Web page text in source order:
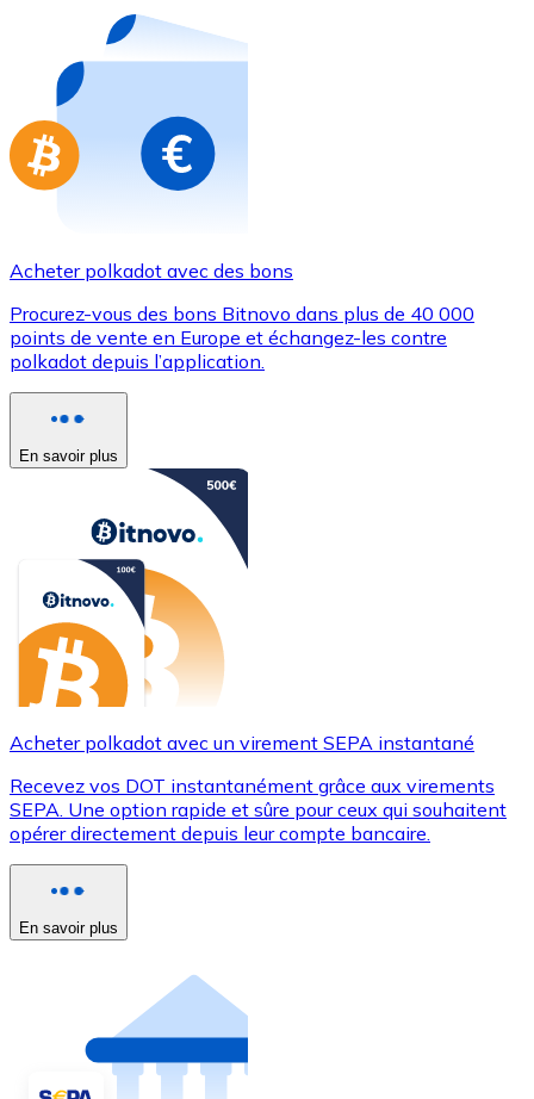
Nouveau
Achetez des cartes-cadeaux de vos marques
Aller à la boutique de cartes-cadeaux
Acheter polkadot avec des bons
Procurez-vous des bons Bitnovo dans plus de 40 000
points de vente en Europe et échangez-les contre
polkadot depuis l’application.
En savoir plus
Acheter polkadot avec un virement SEPA instantané
Recevez vos DOT instantanément grâce aux virements
SEPA. Une option rapide et sûre pour ceux qui souhaitent
opérer directement depuis leur compte bancaire.
En savoir plus